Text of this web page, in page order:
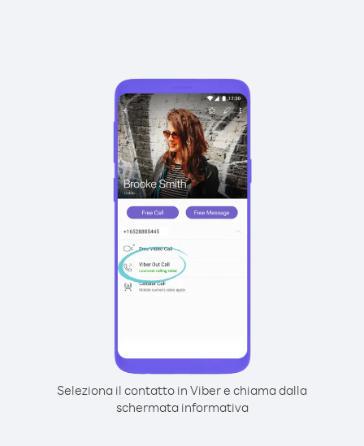
Seleziona il contatto in Viber e chiama dalla
schermata informativa